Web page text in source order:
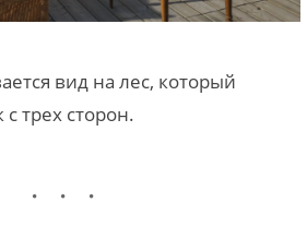
вид на лес, который
трех сторон.